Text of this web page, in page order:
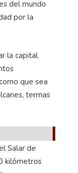
del mundo
por la
la capital
que sea
termas
Salar de
kilómetros